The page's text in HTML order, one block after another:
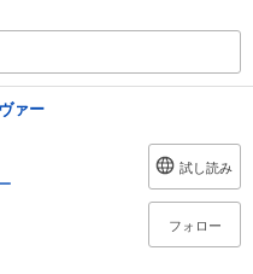
ァー
試し読み
フォロー